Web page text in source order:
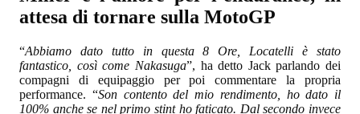
attesa di tornare sulla MotoGP
“Abbiamo dato tutto in questa 8 Ore, Locatelli è stato
fantastico, così come Nakasuga”, ha detto Jack parlando dei
compagni di equipaggio per poi commentare la propria
performance. “Son contento del mio rendimento, ho dato il
100% anche se nel primo stint ho faticato. Dal secondo invece